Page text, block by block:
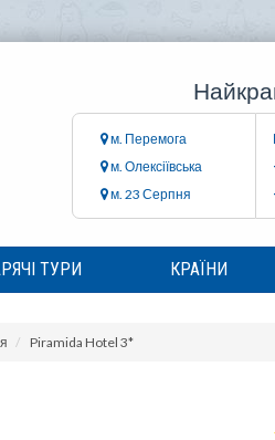
м. Перемога
м. Олексіївська
м. 23 Серпня
ТУРИ КРАЇНИ
Piramida Hotel 3*